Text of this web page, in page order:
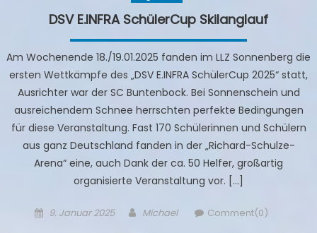
DSV E.INFRA SchülerCup Skilanglauf
Am Wochenende 18./19.01.2025 fanden im LLZ Sonnenberg die
ersten Wettkämpfe des „DSV E.INFRA SchülerCup 2025“ statt,
Ausrichter war der SC Buntenbock. Bei Sonnenschein und
ausreichendem Schnee herrschten perfekte Bedingungen
für diese Veranstaltung. Fast 170 Schülerinnen und Schülern
aus ganz Deutschland fanden in der „Richard-Schulze-
Arena“ eine, auch Dank der ca. 50 Helfer, großartig
organisierte Veranstaltung vor. […]
Posted
9. Januar 2025 Author
Michael Comment(0)